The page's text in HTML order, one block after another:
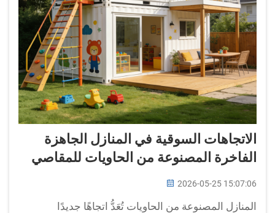
الاتجاهات السوقية في المنازل الجاهزة
الفاخرة المصنوعة من الحاويات للمقاصي
2026-05-25 15:07:06
المنازل المصنوعة من الحاويات تُعَدُّ اتجاهًا جديدًا